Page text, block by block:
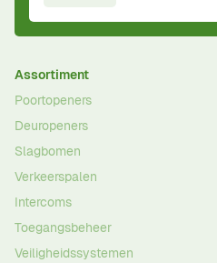
Assortiment
Poortopeners
Deuropeners
Slagbomen
Verkeerspalen
Intercoms
Toegangsbeheer
Veiligheidssystemen